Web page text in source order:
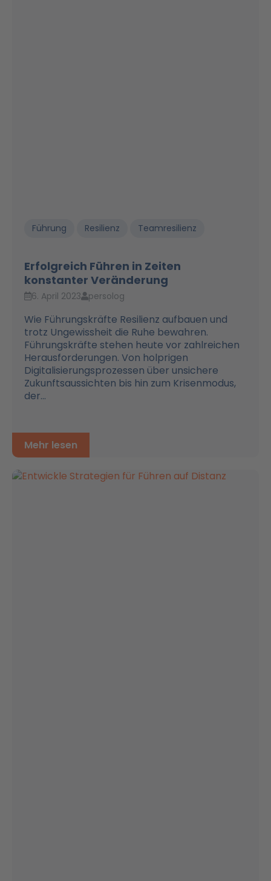
Führung Resilienz Teamresilienz
Erfolgreich Führen in Zeiten
konstanter Veränderung
6. April 2023 persolog
Wie Führungskräfte Resilienz aufbauen und
trotz Ungewissheit die Ruhe bewahren.
Führungskräfte stehen heute vor zahlreichen
Herausforderungen. Von holprigen
Digitalisierungsprozessen über unsichere
Zukunftsaussichten bis hin zum Krisenmodus,
der...
Mehr lesen